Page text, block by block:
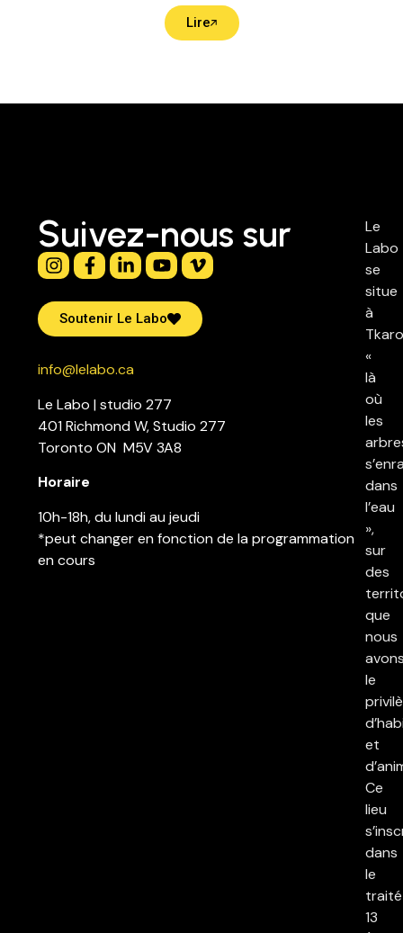
Lire
Suivez-nous sur
Soutenir Le Labo
info@lelabo.ca
Le Labo | studio 277
401 Richmond W, Studio 277
Toronto ON M5V 3A8
Horaire
10h-18h, du lundi au jeudi
*peut changer en fonction de la programmation
en cours
Le
Labo
se
situe
à
«
là
où
les
dans
l’eau
»,
sur
des
que
nous
le
et
Ce
lieu
dans
le
traité
13